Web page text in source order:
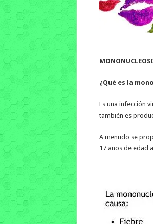
¿Qué es la
Es una infección
también es
A menudo se
17 años de edad